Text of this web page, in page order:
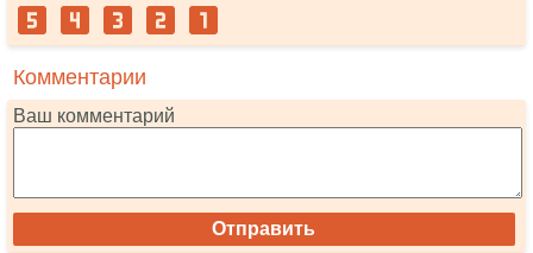
Комментарии
Ваш комментарий